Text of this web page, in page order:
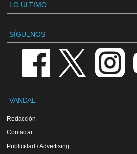
LO ÚLTIMO
SÍGUENOS
VANDAL
Redacción
Contactar
Publicidad / Advertising